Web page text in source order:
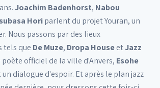
Joachim Badenhorst, Nabou
Horiparlent du projet Youran, un
Nous passons par des lieux
tels que De Muze, Dropa HouseetJazz
poète officiel de la ville d'Anvers, Esohe
un dialogue d'espoir. Et après le plan jazz